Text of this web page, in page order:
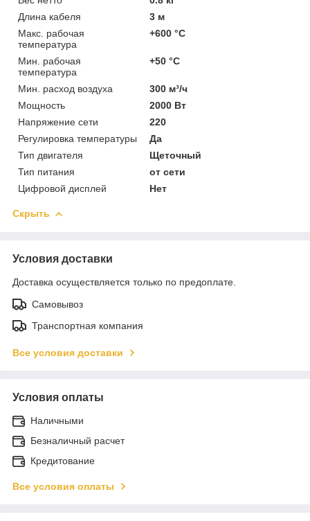
Длина кабеля
3 м
Макс. рабочая
температура
+600 °C
Мин. рабочая
температура
+50 °C
Мин. расход воздуха
300 м³/ч
Мощность
2000 Вт
Напряжение сети
220
Регулировка температуры
Да
Тип двигателя
Щеточный
Тип питания
от сети
Цифровой дисплей
Нет
Скрыть
Условия доставки
Доставка осуществляется только по предоплате.
Самовывоз
Транспортная компания
Все условия доставки
Условия оплаты
Наличными
Безналичный расчет
Кредитование
Все условия оплаты